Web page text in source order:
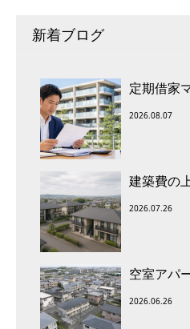
新着ブログ
定期借家
2026.08.07
建築費の
2026.07.26
空室アパ
2026.06.26